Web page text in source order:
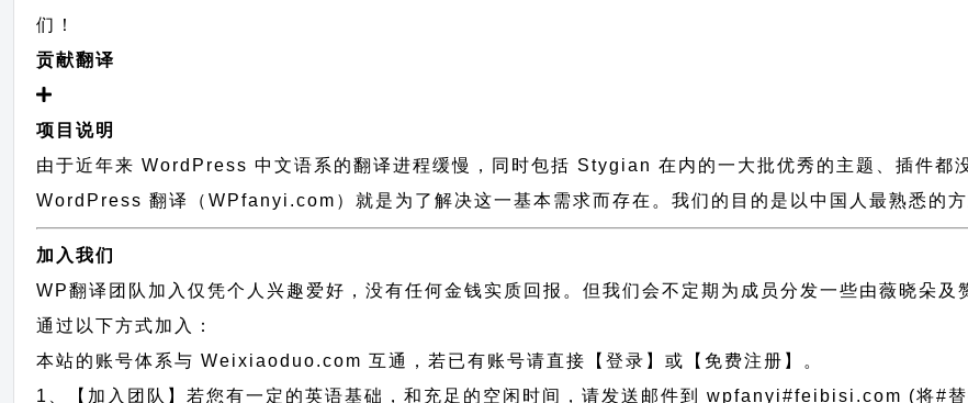
们！
贡献翻译
项目说明
由于近年来 WordPress 中文语系的翻译进程缓慢，同时包括 Stygian 在内的一大批优秀的主题、插件都
WordPress 翻译（WPfanyi.com） 就是为了解决这一基本需求而存在。我们的目的是以中国人最熟悉的
加入我们
WP翻译团队加入仅凭个人兴趣爱好，没有任何金钱实质回报。但我们会不定期为成员分发一些由薇晓朵
通过以下方式加入：
本站的账号体系与Weixiaoduo.com 互通，若已有账号请直接【登录】或【免费注册】。
1、【加入团队】若您有一定的英语基础，和充足的空闲时间，请发送邮件到 wpfanyi#feibisi.com (将#